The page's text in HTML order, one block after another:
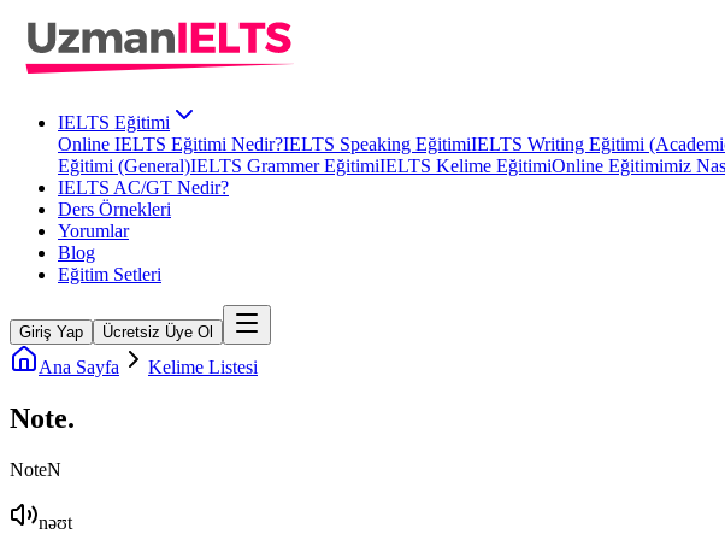
IELTS Eğitimi
Online IELTS Eğitimi Nedir?IELTS Speaking EğitimiIELTS Writing Eğitimi
Eğitimi (General)IELTS Grammer EğitimiIELTS Kelime EğitimiOnline Eğitimimiz
IELTS AC/GT Nedir?
Ders Örnekleri
Yorumlar
Blog
Eğitim Setleri
Giriş Yap Ücretsiz Üye Ol
Ana Sayfa Kelime Listesi
Note.
NoteN
nəʊt